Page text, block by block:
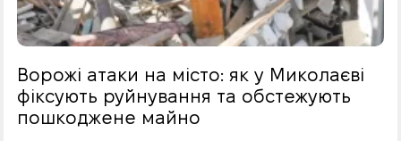
Ворожі атаки на місто: як у Миколаєві
фіксують руйнування та обстежують
пошкоджене майно